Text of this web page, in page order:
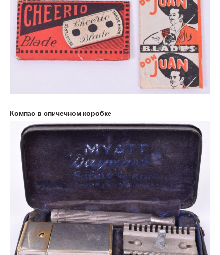
Компас в спичечном коробке